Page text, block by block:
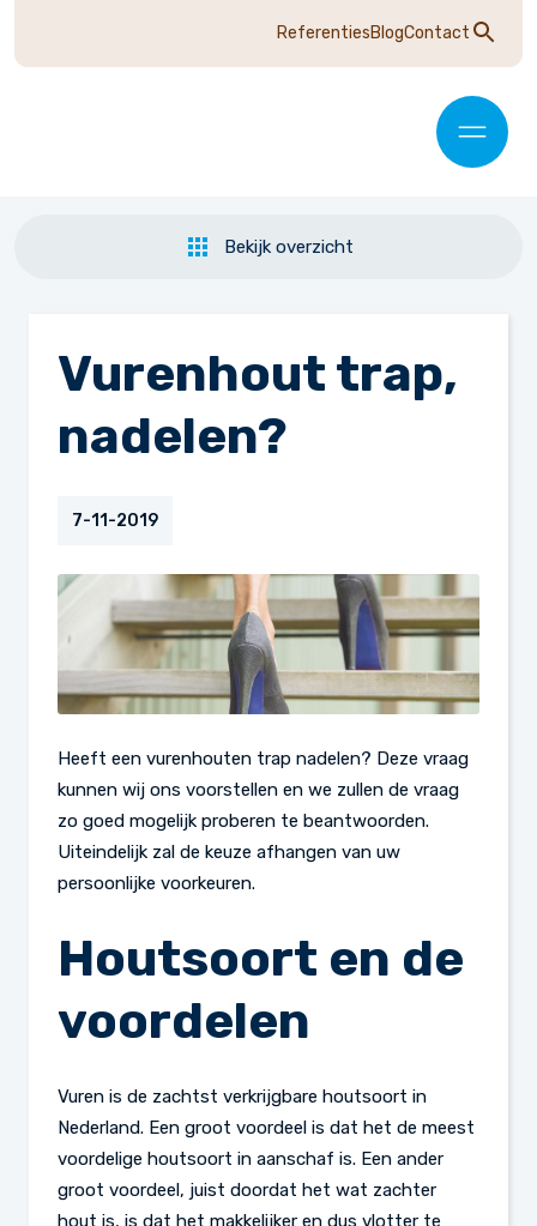
ReferentiesBlogContact
Bekijk overzicht
Vurenhout trap,
nadelen?
7-11-2019
Heeft een vurenhouten trap nadelen? Deze vraag
kunnen wij ons voorstellen en we zullen de vraag
zo goed mogelijk proberen te beantwoorden.
Uiteindelijk zal de keuze afhangen van uw
persoonlijke voorkeuren.
Houtsoort en de
voordelen
Vuren is de zachtst verkrijgbare houtsoort in
Nederland. Een groot voordeel is dat het de meest
voordelige houtsoort in aanschaf is. Een ander
groot voordeel, juist doordat het wat zachter
hout is, is dat het makkelijker en dus vlotter te